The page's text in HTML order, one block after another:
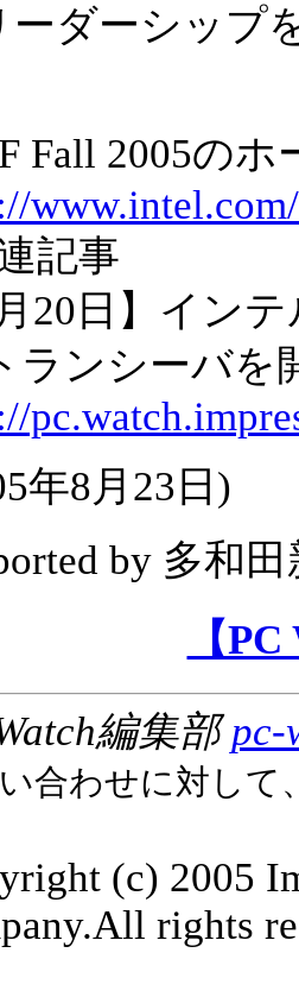
ーダーシップ
Fall 2005の
記事
月20日】イン
ランシーバを
年8月23日 )
by 多和田
【
編集部pc-
合わせに対して
(c) 2005
rights